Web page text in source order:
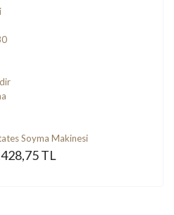
Soyma Makinesi
TL